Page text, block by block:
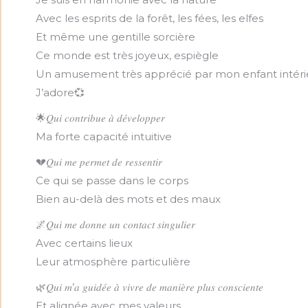
Avec les esprits de la forêt, les fées, les elfes
Et même une gentille sorcière
Ce monde est très joyeux, espiègle
Un amusement très apprécié par mon enfant
J’adore💞
🌟𝑄𝑢𝑖 𝑐𝑜𝑛𝑡𝑟𝑖𝑏𝑢𝑒 𝑎̀ 𝑑𝑒́𝑣𝑒𝑙𝑜𝑝𝑝𝑒𝑟
Ma forte capacité intuitive
💔𝑄𝑢𝑖 𝑚𝑒 𝑝𝑒𝑟𝑚𝑒𝑡 𝑑𝑒 𝑟𝑒𝑠𝑠𝑒𝑛𝑡𝑖𝑟
Ce qui se passe dans le corps
Bien au-delà des mots et des maux
🌌𝑄𝑢𝑖 𝑚𝑒 𝑑𝑜𝑛𝑛𝑒 𝑢𝑛 𝑐𝑜𝑛𝑡𝑎𝑐𝑡 𝑠𝑖𝑛𝑔𝑢𝑙𝑖𝑒𝑟
Avec certains lieux
Leur atmosphère particulière
🌿𝑄𝑢𝑖 𝑚’𝑎 𝑔𝑢𝑖𝑑𝑒́𝑒 𝑎̀ 𝑣𝑖𝑣𝑟𝑒 𝑑𝑒 𝑚𝑎𝑛𝑖𝑒̀𝑟𝑒 𝑝𝑙𝑢𝑠 𝑐𝑜𝑛𝑠𝑐𝑖𝑒𝑛𝑡𝑒